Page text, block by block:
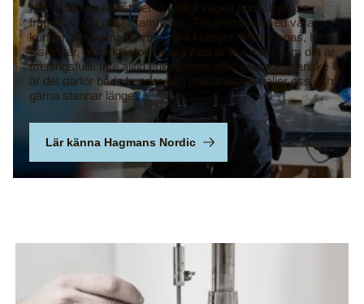
När vi blickar bakåt ser vi tydligt vägen som tagit oss
framåt: vi gör det tillsammans. Tillsammans med våra
kunder, tillsammans med våra kollegor. Att utmanas, hitta
lösningar, utvecklas och växa ihop är lika roligt som det är
meningsfullt. Inte alltid enkelt, men alltid givande. Kanske
är det därför både kunder och medarbetare väljer oss och
gärna stannar länge?
Lär känna Hagmans Nordic